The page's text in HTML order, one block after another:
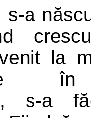
s-a
la
se
s-a